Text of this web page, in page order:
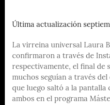
Última actualización
La virreina universal Laura
confirmaron a través de
respectivamente, el final de
muchos seguían a través
que luego saltó a la
ambos en el programa